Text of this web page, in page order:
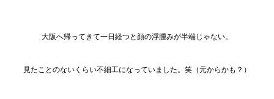
大阪へ帰ってきて一日経つと顔の浮腫みが半端じゃない。
見たことのないくらい不細工になっていました。笑（元からかも？）